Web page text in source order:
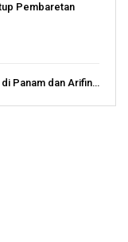
Pembaretan
Panam dan Arifin…